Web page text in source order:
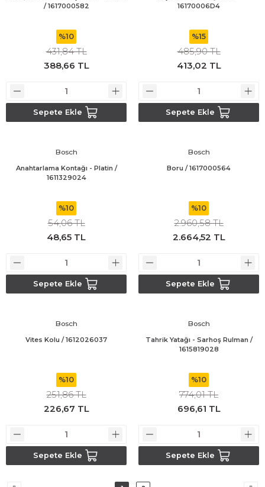
/ 1617000582
%10
431,84 TL
388,66 TL
Sepete Ekle
16170006D4
%15
485,90 TL
413,02 TL
Sepete Ekle
Bosch
Anahtarlama Kontağı - Platin /
1611329024
%10
54,06 TL
48,65 TL
Sepete Ekle
Bosch
Boru / 1617000564
%10
2.960,58 TL
2.664,52 TL
Sepete Ekle
Bosch
Vites Kolu / 1612026037
%10
251,86 TL
226,67 TL
Sepete Ekle
Bosch
Tahrik Yatağı - Sarhoş Rulman /
1615819028
%10
774,01 TL
696,61 TL
Sepete Ekle